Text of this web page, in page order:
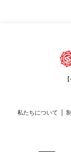
私たちについて